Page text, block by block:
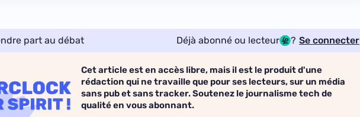
part au débat Déjà abonné ou lecteur ? Se connecter
Cet article est en accès libre, mais il est le produit d'une
rédaction qui ne travaille que pour ses lecteurs, sur un média
sans pub et sans tracker. Soutenez le journalisme tech de
qualité en vous abonnant.